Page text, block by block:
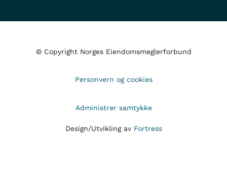
© Copyright Norges Eiendomsmeglerforbund
Personvern og cookies
Administrer samtykke
Design/Utvikling av Fortress